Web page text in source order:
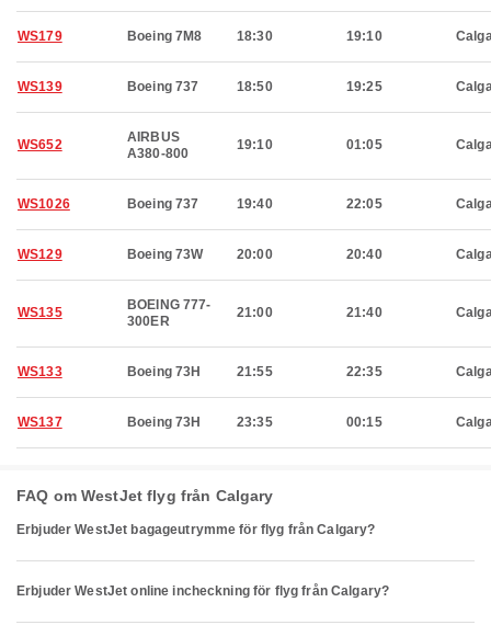
WS179 Boeing 7M8 18:30 19:10
WS139 Boeing 737 18:50 19:25
WS652
AIRBUS
A380-800
19:10 01:05
WS1026 Boeing 737 19:40 22:05
WS129 Boeing 73W 20:00 20:40
WS135
BOEING 777-
300ER
21:00 21:40
WS133 Boeing 73H 21:55 22:35
WS137 Boeing 73H 23:35 00:15
FAQ om WestJet flyg från Calgary
Erbjuder WestJet bagageutrymme för flyg från Calgary?
Erbjuder WestJet online incheckning för flyg från Calgary?